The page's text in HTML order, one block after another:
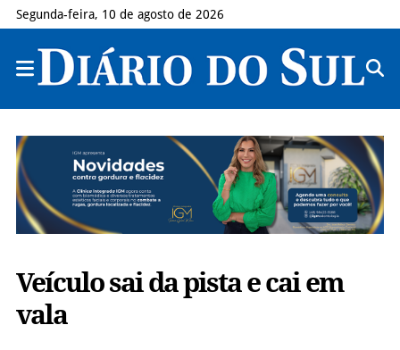
Segunda-feira, 10 de agosto de 2026
Veículo sai da pista e cai em
vala